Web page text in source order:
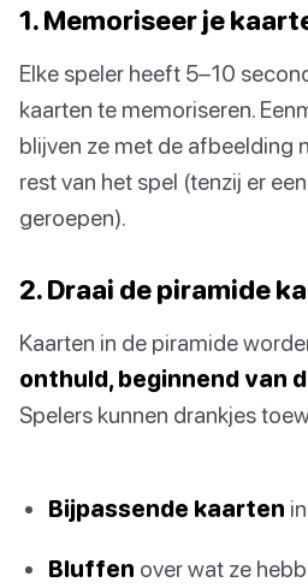
1. Memoriseer je
Elke speler heeft 5–10
kaarten te memoriseren.
blijven ze met de afbeelding
rest van het spel (tenzij er
geroepen).
2. Draai de piramide
Kaarten in de piramide
onthuld, beginnend van
Spelers kunnen drankjes
Bijpassende kaarten
Bluffen over wat ze